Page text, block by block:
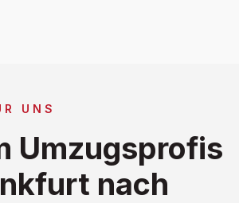
UNS
Umzugsprofis
nach